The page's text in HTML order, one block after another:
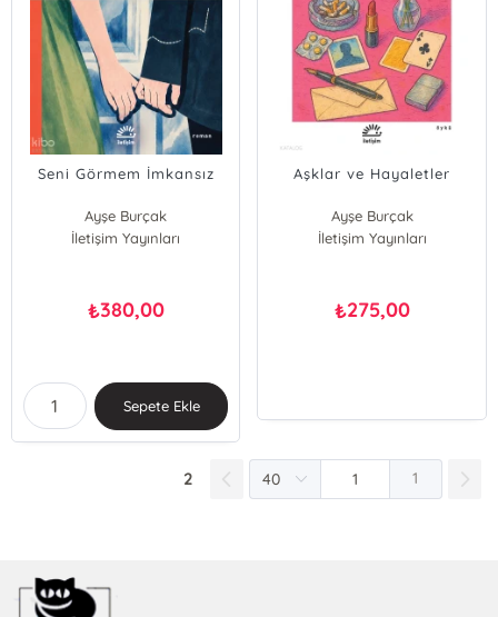
Seni Görmem İmkansız
Ayşe Burçak
İletişim Yayınları
₺380,00
Sepete Ekle
Aşklar ve Hayaletler
Ayşe Burçak
İletişim Yayınları
₺275,00
2 1